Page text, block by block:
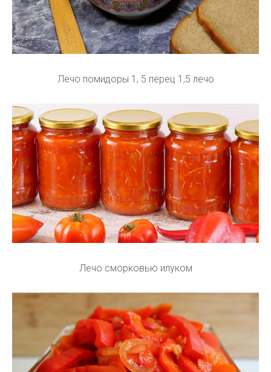
Лечо помидоры 1, 5 перец 1,5 лечо
Лечо сморковью илуком